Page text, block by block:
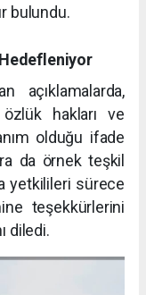
bulundu.
Hedefleniyor
açıklamalarda,
özlük hakları ve
olduğu ifade
da örnek teşkil
yetkilileri sürece
teşekkürlerini
diledi.